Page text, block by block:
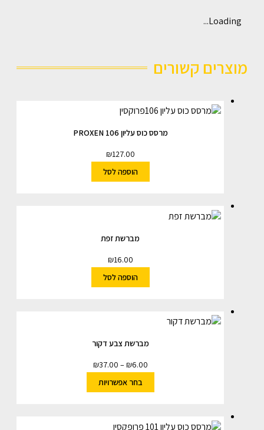
Loading...
מוצרים קשורים
מרסס כוס עליון 106 PROXEN
₪127.00
הוספה לסל
מברשת זפת
₪16.00
הוספה לסל
מברשת צבע דקור
₪6.00
–
₪37.00
בחר אפשרויות